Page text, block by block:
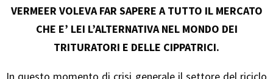
VERMEER VOLEVA FAR SAPERE A TUTTO IL MERCATO
CHE E’ LEI L’ALTERNATIVA NEL MONDO DEI
TRITURATORI E DELLE CIPPATRICI.
In questo momento di crisi generale il settore del riciclo